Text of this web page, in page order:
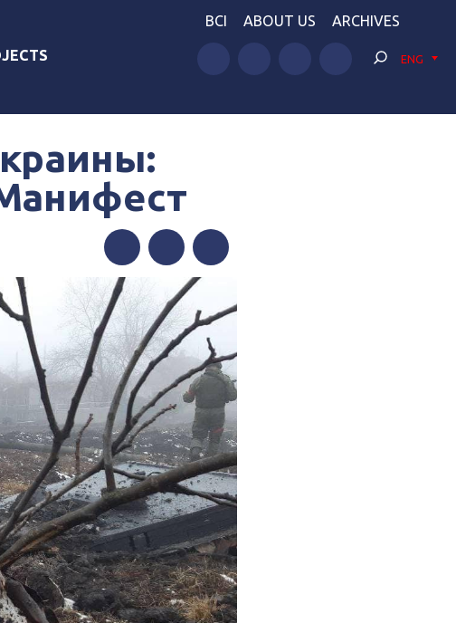
BCI ABOUT US ARCHIVES
ENG
FacebookTwitterTelegram